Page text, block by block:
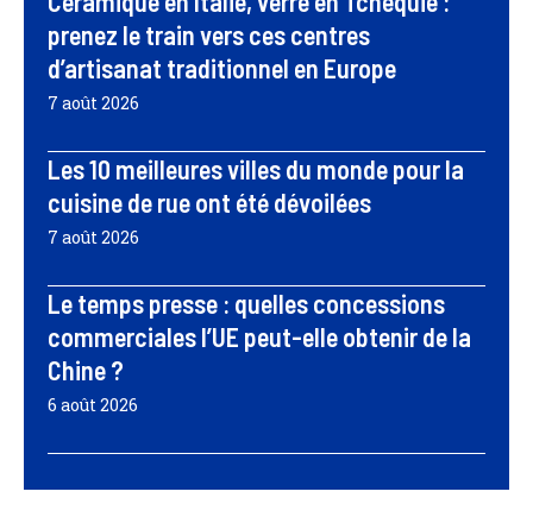
prenez le train vers ces centres
d’artisanat traditionnel en Europe
7 août 2026
Les 10 meilleures villes du monde pour la
cuisine de rue ont été dévoilées
7 août 2026
Le temps presse : quelles concessions
commerciales l’UE peut-elle obtenir de la
Chine ?
6 août 2026